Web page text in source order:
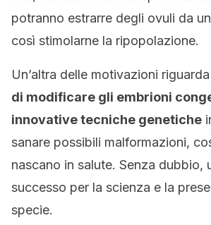
potranno estrarre degli ovuli da
così stimolarne la ripopolazione.
Un’altra delle motivazioni riguarda
di modificare gli embrioni
innovative tecniche genetiche
sanare possibili malformazioni,
nascano in salute. Senza dubbio,
successo per la scienza e la
specie.